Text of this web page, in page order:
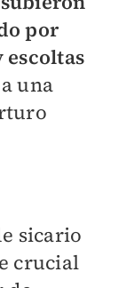
por
escoltas
una
sicario
crucial